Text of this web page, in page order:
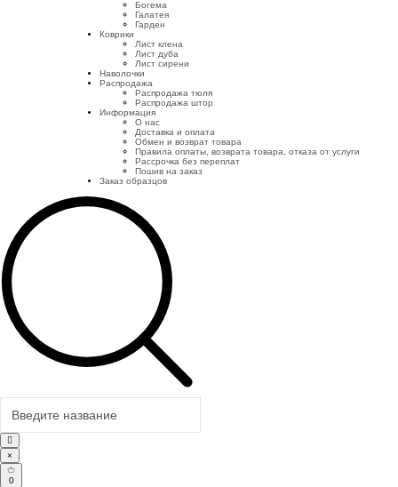
Богема
Галатея
Гарден
Коврики
Лист клена
Лист дуба
Лист сирени
Наволочки
Распродажа
Распродажа тюля
Распродажа штор
Информация
О нас
Доставка и оплата
Обмен и возврат товара
Правила оплаты, возврата товара, отказа от услуги
Рассрочка без переплат
Пошив на заказ
Заказ образцов
×
0